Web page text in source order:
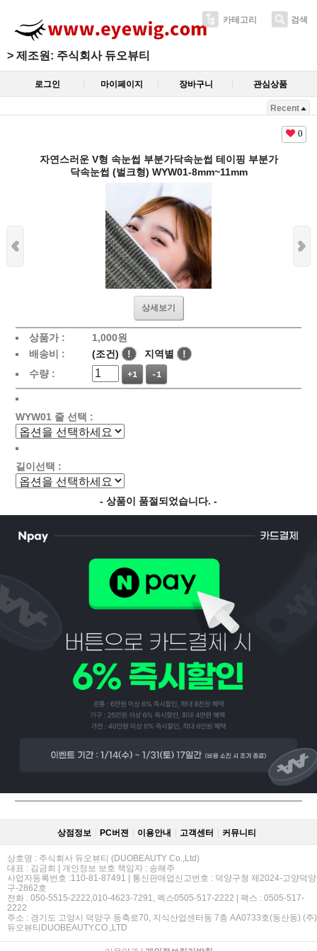
> 제조원: 주식회사 듀오뷰티
카테고리 검색
로그인 마이페이지 장바구니 관심상품
Recent
0
자연스러운 V형 속눈썹 부분가닥속눈썹 테이핑 부분가
닥속눈썹 (벌크형) WYW01-8mm~11mm
상세보기
상품가 : 1,000원
배송비 :
(조건) ! 지역별
!
수량 :
+1 -1
WYW01 줄 선택 :
길이선택 :
- 상품이 품절되었습니다. -
상점정보 PC버젼 이용안내 고객센터 커뮤니티
상호명 : 주식회사 듀오뷰티 (DUOBEAUTY Co.,Ltd)
대표 : 김금희 | 개인정보 보호 책임자 : 송해주
사업자등록번호 :110-81-87491 | 통신판매업신고번호 : 덕양구청 제2024-고양덕양
구-2862호
전화 : 050-5515-2222,010-4623-7291, 펙스0505-517-2222 | 팩스 : 0505-517-
2222
주소 : 경기도 고양시 덕양구 동축로70, 지식산업센터동 7층 AA0733호(동산동) (주)
듀오뷰티DUOBEAUTY.CO.,LTD